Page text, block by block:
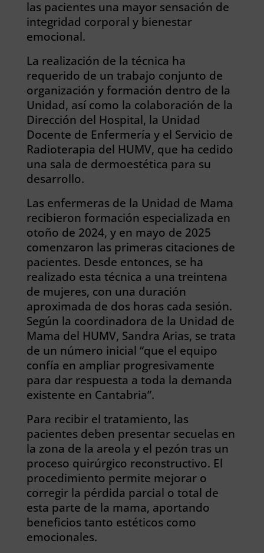
las pacientes una mayor sensación de
integridad corporal y bienestar
emocional.
La realización de la técnica ha
requerido de un trabajo conjunto de
organización y formación dentro de la
Unidad, así como la colaboración de la
Dirección del Hospital, la Unidad
Docente de Enfermería y el Servicio de
Radioterapia del HUMV, que ha cedido
una sala de dermoestética para su
desarrollo.
Las enfermeras de la Unidad de Mama
recibieron formación especializada en
otoño de 2024, y en mayo de 2025
comenzaron las primeras citaciones de
pacientes. Desde entonces, se ha
realizado esta técnica a una treintena
de mujeres, con una duración
aproximada de dos horas cada sesión.
Según la coordinadora de la Unidad de
Mama del HUMV, Sandra Arias, se trata
de un número inicial “que el equipo
confía en ampliar progresivamente
para dar respuesta a toda la demanda
existente en Cantabria”.
Para recibir el tratamiento, las
pacientes deben presentar secuelas en
la zona de la areola y el pezón tras un
proceso quirúrgico reconstructivo. El
procedimiento permite mejorar o
corregir la pérdida parcial o total de
esta parte de la mama, aportando
beneficios tanto estéticos como
emocionales.